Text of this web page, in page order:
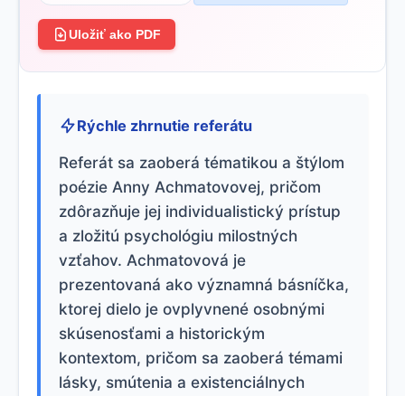
Uložiť ako PDF
Rýchle zhrnutie referátu
Referát sa zaoberá tématikou a štýlom
poézie Anny Achmatovovej, pričom
zdôrazňuje jej individualistický prístup
a zložitú psychológiu milostných
vzťahov. Achmatovová je
prezentovaná ako významná básníčka,
ktorej dielo je ovplyvnené osobnými
skúsenosťami a historickým
kontextom, pričom sa zaoberá témami
lásky, smútenia a existenciálnych